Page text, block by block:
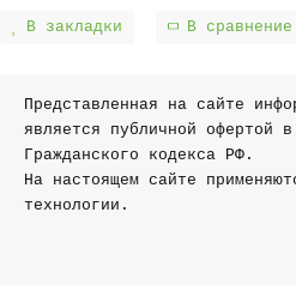
В закладки В сравнение
Представленная на сайте
является публичной
Гражданского кодекса РФ.
На настоящем сайте
технологии.